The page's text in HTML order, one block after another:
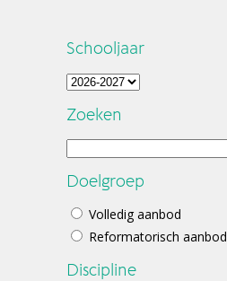
Schooljaar
Zoeken
Doelgroep
Volledig aanbod
Reformatorisch aanbod
Discipline